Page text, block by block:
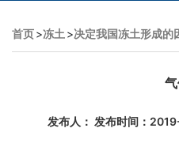
首页>冻土 >决定我国冻土形成的
发布人： 发布时间：